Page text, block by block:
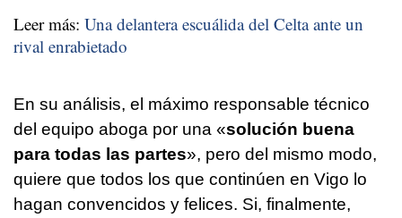
Leer más: Una delantera escuálida del Celta ante un
rival enrabietado
En su análisis, el máximo responsable técnico
del equipo aboga por una «solución buena
para todas las partes», pero del mismo modo,
quiere que todos los que continúen en Vigo lo
hagan convencidos y felices. Si, finalmente,